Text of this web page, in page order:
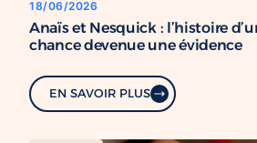
18/06/2026
Anaïs et Nesquick : l’histoire
chance devenue une évidence
EN SAVOIR PLUS